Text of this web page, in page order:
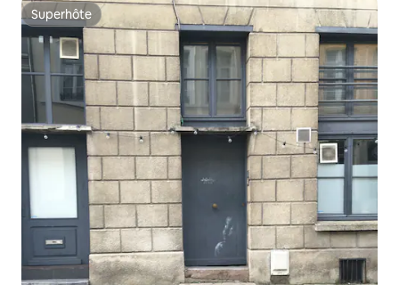
Superhôte
Superhôte